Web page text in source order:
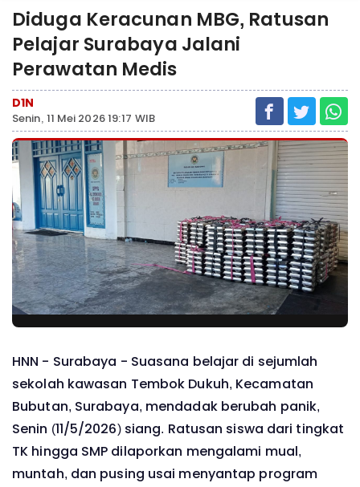
Diduga Keracunan MBG, Ratusan
Pelajar Surabaya Jalani
Perawatan Medis
D1N
Senin, 11 Mei 2026 19:17 WIB
HNN - Surabaya - Suasana belajar di sejumlah
sekolah kawasan Tembok Dukuh, Kecamatan
Bubutan, Surabaya, mendadak berubah panik,
Senin (11/5/2026) siang. Ratusan siswa dari tingkat
TK hingga SMP dilaporkan mengalami mual,
muntah, dan pusing usai menyantap program